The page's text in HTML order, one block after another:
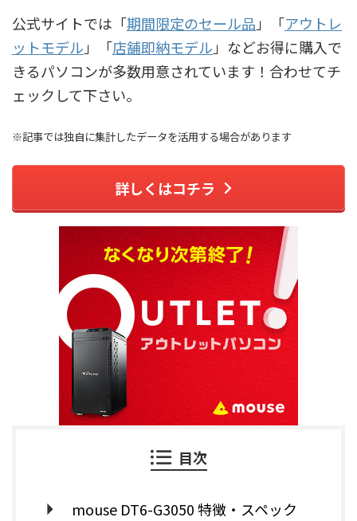
公式サイトでは「期間限定のセール品 」「アウトレ
ットモデル 」「店舗即納モデル 」などお得に購入で
きるパソコンが多数用意されています！合わせてチ
ェックして下さい。
※記事では独自に集計したデータを活用する場合があります
詳しくはコチラ
目次
mouse DT6-G3050 特徴・スペック